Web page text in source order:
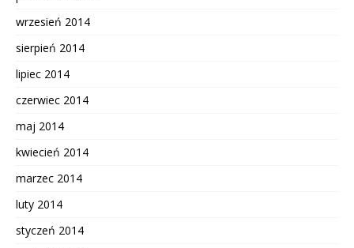
wrzesień 2014
sierpień 2014
lipiec 2014
czerwiec 2014
maj 2014
kwiecień 2014
marzec 2014
luty 2014
styczeń 2014